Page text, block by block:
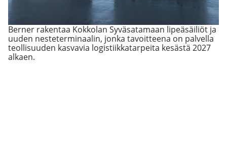
Berner rakentaa Kokkolan Syväsatamaan lipeäsäiliöt ja
uuden nesteterminaalin, jonka tavoitteena on palvella
teollisuuden kasvavia logistiikkatarpeita kesästä 2027
alkaen.